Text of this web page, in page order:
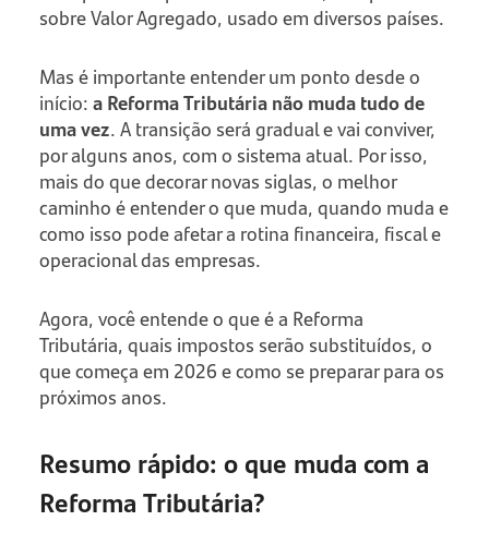
sobre Valor Agregado, usado em diversos países.
Mas é importante entender um ponto desde o
início:a Reforma Tributária não muda tudo de
uma vez. A transição será gradual e vai conviver,
por alguns anos, com o sistema atual. Por isso,
mais do que decorar novas siglas, o melhor
caminho é entender o que muda, quando muda e
como isso pode afetar a rotina financeira, fiscal e
operacional das empresas.
Agora, você entende o que é a Reforma
Tributária, quais impostos serão substituídos, o
que começa em 2026 e como se preparar para os
próximos anos.
Resumo rápido: o que muda com a
Reforma Tributária?